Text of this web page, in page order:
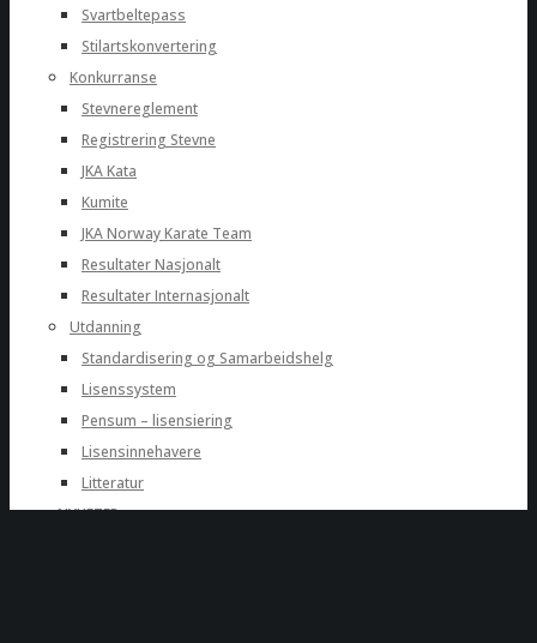
Svartbeltepass
Stilartskonvertering
Konkurranse
Stevnereglement
Registrering Stevne
JKA Kata
Kumite
JKA Norway Karate Team
Resultater Nasjonalt
Resultater Internasjonalt
Utdanning
Standardisering og Samarbeidshelg
Lisenssystem
Pensum – lisensiering
Lisensinnehavere
Litteratur
NYHETER